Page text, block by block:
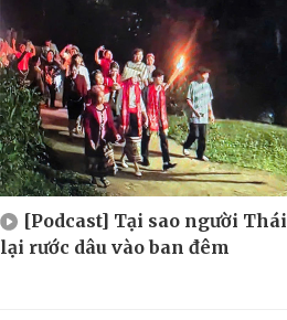
[Podcast] Tại sao người Thái
lại rước dâu vào ban đêm